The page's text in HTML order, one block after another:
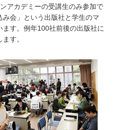
アカデミーの受講生のみ参加で
会」という出版社と学生のマ
す。例年100社前後の出版社に
す。